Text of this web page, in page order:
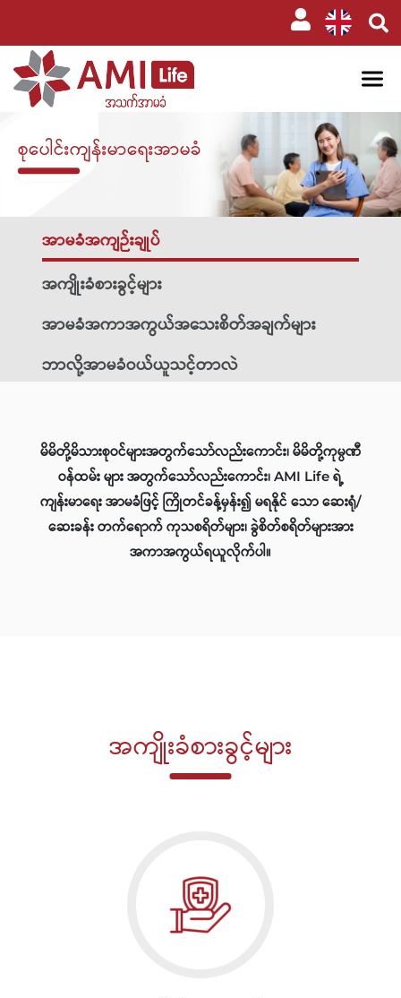
စုပေါင်းကျန်းမာရေးအာမခံ
အာမခံအကျဉ်းချုပ်
အကျိုးခံစားခွင့်များ
အာမခံအကာအကွယ်အသေးစိတ်အချက်များ
ဘာလို့အာမခံဝယ်ယူသင့်တာလဲ
မိမိတို့မိသားစုဝင်များအတွက်သော်လည်းကောင်း၊ မိမိတို့ကုမ္ပဏီ
ဝန်ထမ်း များ အတွက်သော်လည်းကောင်း၊ AMI Life ရဲ့
ကျန်းမာရေး အာမခံဖြင့် ကြိုတင်ခန့်မှန်း၍ မရနိုင် သော ဆေးရုံ/
ဆေးခန်း တက်ရောက် ကုသစရိတ်များ၊ ခွဲစိတ်စရိတ်များအား
အကာအကွယ်ရယူလိုက်ပါ။
အကျိုးခံစားခွင့်များ